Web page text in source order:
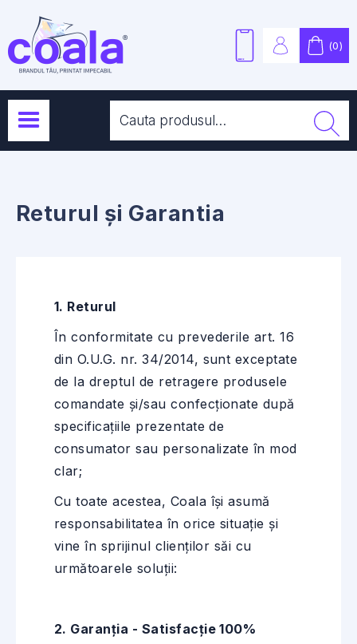
(0)
Returul și Garantia
1. Returul
În conformitate cu prevederile art. 16
din O.U.G. nr. 34/2014, sunt exceptate
de la dreptul de retragere produsele
comandate și/sau confecţionate după
specificaţiile prezentate de
consumator sau personalizate în mod
clar;
Cu toate acestea, Coala își asumă
responsabilitatea în orice situație și
vine în sprijinul clienților săi cu
următoarele soluții:
2. Garanția - Satisfacție 100%